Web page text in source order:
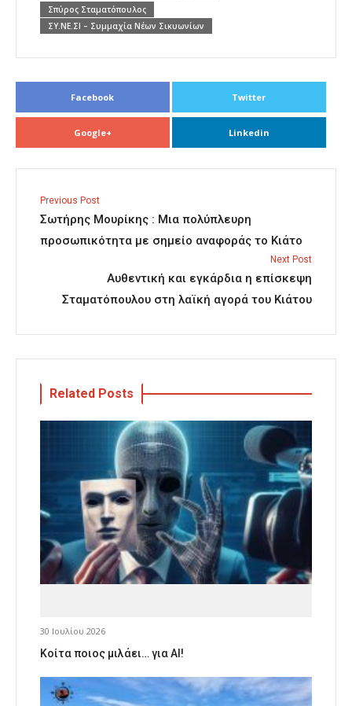
Σπύρος Σταματόπουλος
ΣΥ.ΝΕ.ΣΙ – Συμμαχία Νέων Σικυωνίων
Facebook Twitter
Google+ Linkedin
Previous Post
Σωτήρης Μουρίκης : Μια πολύπλευρη
προσωπικότητα με σημείο αναφοράς το Κιάτο
Next Post
Αυθεντική και εγκάρδια η επίσκεψη
Σταματόπουλου στη λαϊκή αγορά του Κιάτου
Related Posts
30 Ιουλίου 2026
Κοίτα ποιος μιλάει… για AI!